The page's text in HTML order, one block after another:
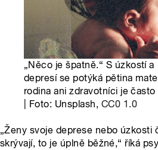
„Něco je špatně.“ S úzkostí a
depresí se potýká pětina
rodina ani zdravotníci je často
| Foto: Unsplash, CC0 1.0
„Ženy svoje deprese nebo úzkosti
skrývají, to je úplně běžné,“ říká